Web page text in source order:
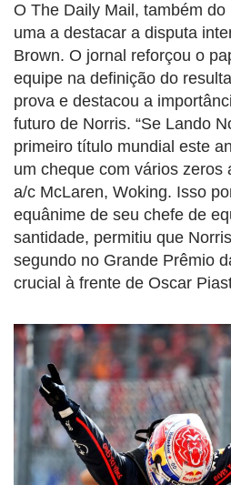
O The Daily Mail, também
uma a destacar a disputa
Brown. O jornal reforçou o
equipe na definição do
prova e destacou a
futuro de Norris. “Se Lando
primeiro título mundial este
um cheque com vários zeros
a/c McLaren, Woking. Isso
equânime de seu chefe de
santidade, permitiu que
segundo no Grande Prêmio
crucial à frente de Oscar